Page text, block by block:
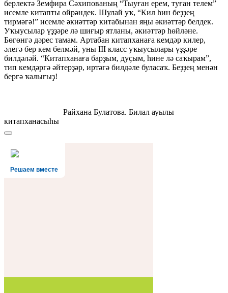
берлектә Земфира Сәхипованың “Тыуған ерем, туған телем”
исемле китапты өйрәндек. Шулай уҡ, “Кил һин беҙҙең
тирмәгә!” исемле әкиәттәр китабынан яңы әкиәттәр белдек.
Уҡыусылар үҙҙәре лә шиғыр ятланы, әкиәттәр һөйләне.
Бөгөнгә дәрес тамам. Артабан китапханаға кемдәр килер,
әлегә бер кем белмәй, уны III класс уҡыусылары үҙҙәре
билдәләй. “Китапханаға барҙым, дуҫым, һине лә саҡырам”,
тип кемдәргә әйтерҙәр, иртәгә билдәле буласаҡ. Беҙҙең менән
бергә ҡалығыҙ!
Райхана Булатова. Билал ауылы
китапханасыһы
Решаем вместе